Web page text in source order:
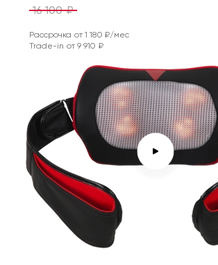
16 100₽
Рассрочка от1 180 ₽/мес
Trade-in от 9 910 ₽